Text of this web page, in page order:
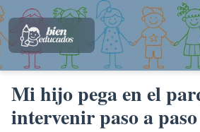
Mi hijo pega en el
intervenir paso a paso